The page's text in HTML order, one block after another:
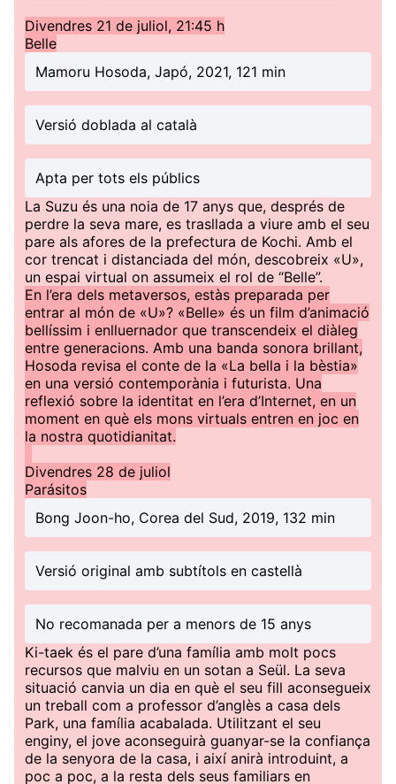
Divendres 21 de juliol, 21:45 h
Belle
Mamoru Hosoda, Japó, 2021, 121 min
Versió doblada al català
Apta per tots els públics
La Suzu és una noia de 17 anys que, després de
perdre la seva mare, es trasllada a viure amb el seu
pare als afores de la prefectura de Kochi. Amb el
cor trencat i distanciada del món, descobreix «U»,
un espai virtual on assumeix el rol de “Belle”.
En l’era dels metaversos, estàs preparada per
entrar al món de «U»? «Belle» és un film d’animació
bellíssim i enlluernador que transcendeix el diàleg
entre generacions. Amb una banda sonora brillant,
Hosoda revisa el conte de la «La bella i la bèstia»
en una versió contemporània i futurista. Una
reflexió sobre la identitat en l’era d’Internet, en un
moment en què els mons virtuals entren en joc en
la nostra quotidianitat.
Divendres 28 de juliol
Parásitos
Bong Joon-ho, Corea del Sud, 2019, 132 min
Versió original amb subtítols en castellà
No recomanada per a menors de 15 anys
Ki-taek és el pare d’una família amb molt pocs
recursos que malviu en un sotan a Seül. La seva
situació canvia un dia en què el seu fill aconsegueix
un treball com a professor d’anglès a casa dels
Park, una família acabalada. Utilitzant el seu
enginy, el jove aconseguirà guanyar-se la confiança
de la senyora de la casa, i així anirà introduint, a
poc a poc, a la resta dels seus familiars en